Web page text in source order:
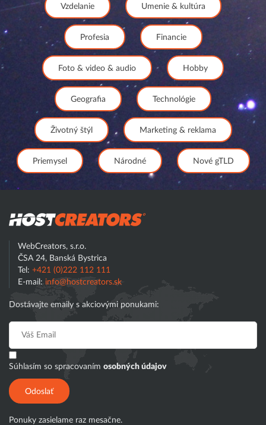
Vzdelanie Umenie & kultúra
Profesia Financie
Foto & video & audio Hobby
Geografia Technológie
Životný štýl Marketing & reklama
Priemysel Národné Nové gTLD
WebCreators, s.r.o.
ČSA 24, Banská Bystrica
Tel: +421 (0)222 112 111
E-mail: info@hostcreators.sk
Dostávajte emaily s akciovými ponukami:
Súhlasím so spracovaním osobných údajov
Odoslať
Ponuky zasielame raz mesačne.